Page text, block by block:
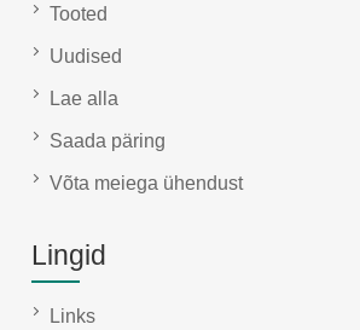
Tooted
Uudised
Lae alla
Saada päring
Võta meiega ühendust
Lingid
Links